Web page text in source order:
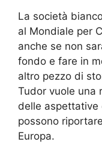
La società
al Mondiale per
anche se non
fondo e fare in
altro pezzo di
Tudor vuole una
delle aspettative
possono
Europa.